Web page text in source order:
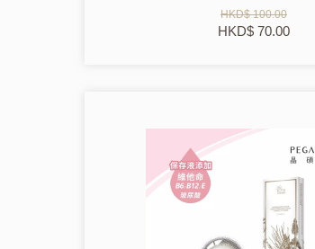
HKD$ 100.00
HKD$ 70.00